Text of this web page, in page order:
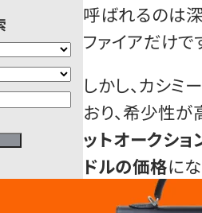
呼ばれるのは
ファイアだけで
しかし、カシ
おり、希少性が
ットオークショ
ドルの価格に